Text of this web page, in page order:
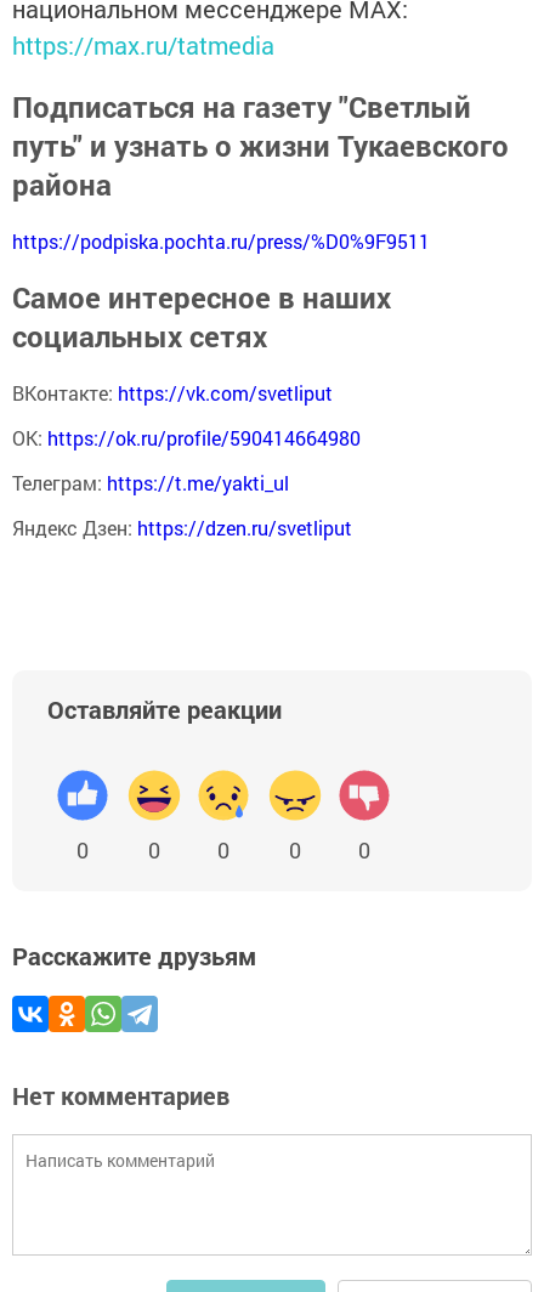
национальном мессенджере MАХ:
https://max.ru/tatmedia
Подписаться на газету "Светлый
путь" и узнать о жизни Тукаевского
района
https://podpiska.pochta.ru/press/%D0%9F9511
Самое интересное в наших
социальных сетях
ВКонтакте: https://vk.com/svetliput
ОК: https://ok.ru/profile/590414664980
Телеграм: https://t.me/yakti_ul
Яндекс Дзен: https://dzen.ru/svetliput
Оставляйте реакции
0 0 0 0 0
Расскажите друзьям
Нет комментариев